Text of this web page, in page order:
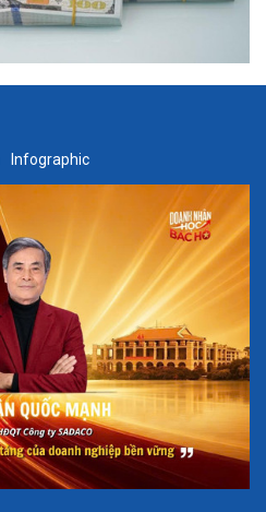
Infographic